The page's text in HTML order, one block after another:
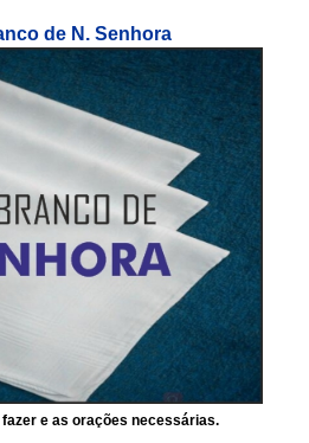
de N. Senhora
fazer e as orações necessárias.